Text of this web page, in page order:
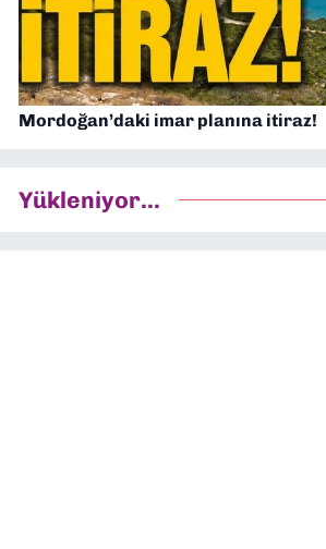
Mordoğan’daki imar planına itiraz!
Yükleniyor...